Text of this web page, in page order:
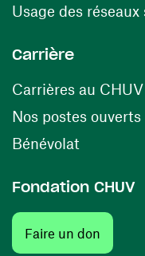
Usage des réseaux
Carrière
Carrières au CHUV
Nos postes ouverts
Bénévolat
Fondation CHUV
Faire un don